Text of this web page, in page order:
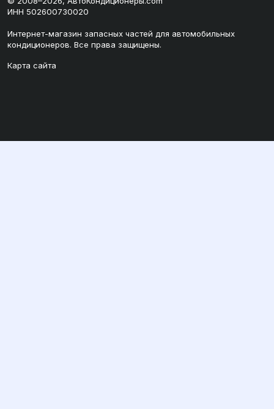
ИНН 502600730020
Интернет-магазин запасных частей для автомобильных
кондиционеров. Все права защищены.
Карта сайта